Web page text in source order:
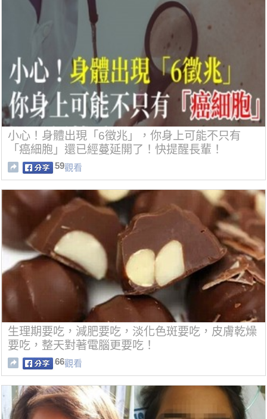
小心！身體出現「6徵兆」，你身上可能不只有
「癌細胞」還已經蔓延開了！快提醒長輩！
59觀看
生理期要吃，減肥要吃，淡化色斑要吃，皮膚乾燥
要吃，整天對著電腦更要吃！
66觀看